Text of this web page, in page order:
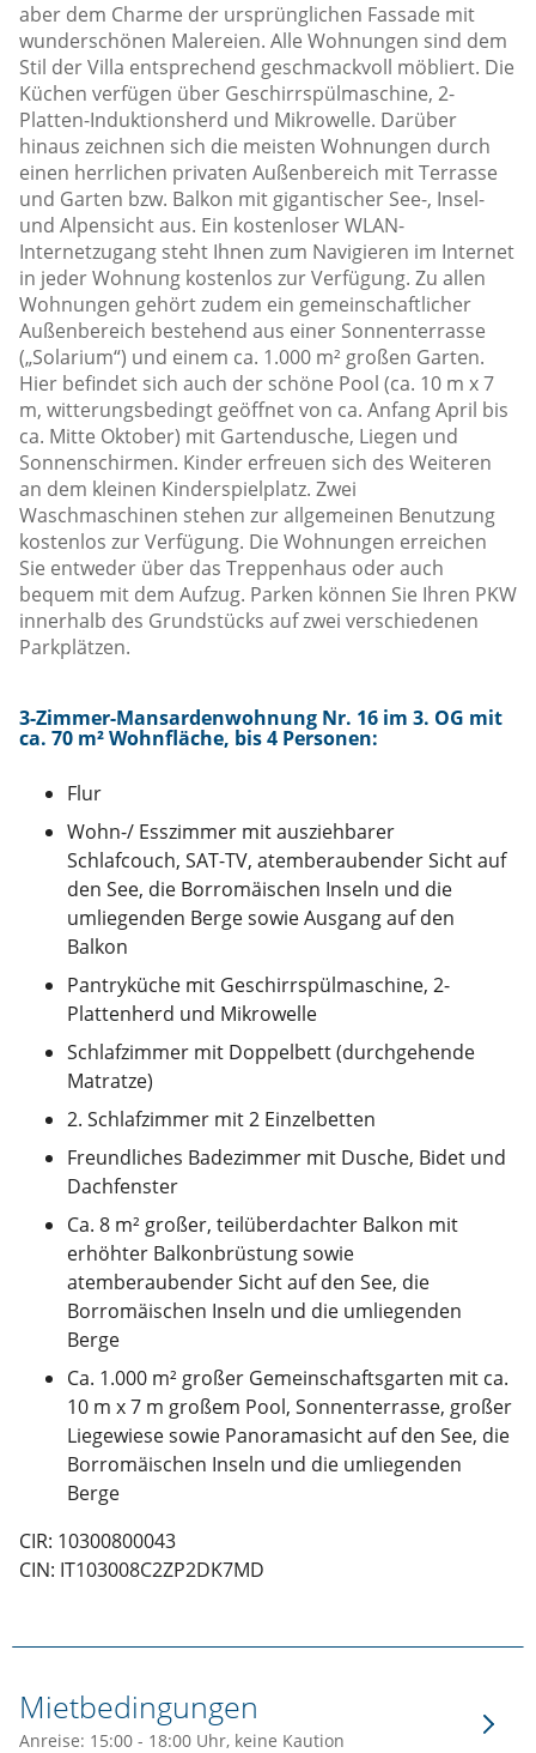
aber dem Charme der ursprünglichen Fassade mit
wunderschönen Malereien. Alle Wohnungen sind dem
Stil der Villa entsprechend geschmackvoll möbliert. Die
Küchen verfügen über Geschirrspülmaschine, 2-
Platten-Induktionsherd und Mikrowelle. Darüber
hinaus zeichnen sich die meisten Wohnungen durch
einen herrlichen privaten Außenbereich mit Terrasse
und Garten bzw. Balkon mit gigantischer See-, Insel-
und Alpensicht aus. Ein kostenloser WLAN-
Internetzugang steht Ihnen zum Navigieren im Internet
in jeder Wohnung kostenlos zur Verfügung. Zu allen
Wohnungen gehört zudem ein gemeinschaftlicher
Außenbereich bestehend aus einer Sonnenterrasse
(„Solarium“) und einem ca. 1.000 m² großen Garten.
Hier befindet sich auch der schöne Pool (ca. 10 m x 7
m, witterungsbedingt geöffnet von ca. Anfang April bis
ca. Mitte Oktober) mit Gartendusche, Liegen und
Sonnenschirmen. Kinder erfreuen sich des Weiteren
an dem kleinen Kinderspielplatz. Zwei
Waschmaschinen stehen zur allgemeinen Benutzung
kostenlos zur Verfügung. Die Wohnungen erreichen
Sie entweder über das Treppenhaus oder auch
bequem mit dem Aufzug. Parken können Sie Ihren PKW
innerhalb des Grundstücks auf zwei verschiedenen
Parkplätzen.
3-Zimmer-Mansardenwohnung Nr. 16 im 3. OG mit
ca. 70 m² Wohnfläche, bis 4 Personen:
Flur
Wohn-/ Esszimmer mit ausziehbarer
Schlafcouch, SAT-TV, atemberaubender Sicht auf
den See, die Borromäischen Inseln und die
umliegenden Berge sowie Ausgang auf den
Balkon
Pantryküche mit Geschirrspülmaschine, 2-
Plattenherd und Mikrowelle
Schlafzimmer mit Doppelbett (durchgehende
Matratze)
2. Schlafzimmer mit 2 Einzelbetten
Freundliches Badezimmer mit Dusche, Bidet und
Dachfenster
Ca. 8 m² großer, teilüberdachter Balkon mit
erhöhter Balkonbrüstung sowie
atemberaubender Sicht auf den See, die
Borromäischen Inseln und die umliegenden
Berge
Ca. 1.000 m² großer Gemeinschaftsgarten mit ca.
10 m x 7 m großem Pool, Sonnenterrasse, großer
Liegewiese sowie Panoramasicht auf den See, die
Borromäischen Inseln und die umliegenden
Berge
CIR: 10300800043
CIN: IT103008C2ZP2DK7MD
Mietbedingungen
Anreise: 15:00 - 18:00 Uhr, keine Kaution